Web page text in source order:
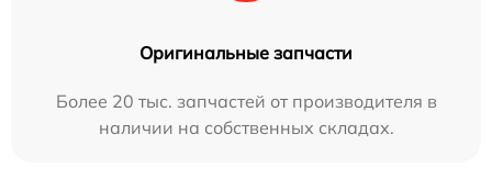
Оригинальные запчасти
Более 20 тыс. запчастей от производителя в
наличии на собственных складах.